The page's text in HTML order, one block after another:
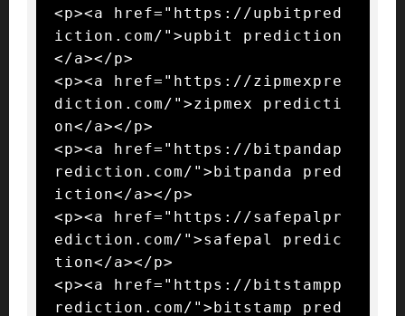
<p><a href="https://upbitpred
iction.com/">upbit prediction
</a></p>
<p><a href="https://zipmexpre
diction.com/">zipmex predicti
on</a></p>
<p><a href="https://bitpandap
rediction.com/">bitpanda pred
iction</a></p>
<p><a href="https://safepalpr
ediction.com/">safepal predic
tion</a></p>
<p><a href="https://bitstampp
rediction.com/">bitstamp pred